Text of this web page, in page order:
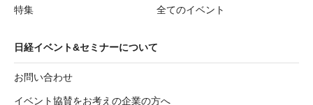
特集
全てのイベント
日経イベント&セミナーについて
お問い合わせ
イベント協賛をお考えの企業の方へ